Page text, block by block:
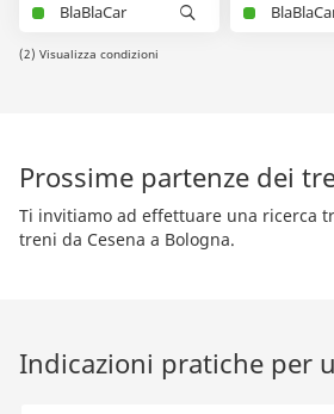
BlaBlaCar
(2) Visualizza condizioni
Prossime partenze dei
Ti invitiamo ad effettuare una ricerca
treni da Cesena a Bologna.
Indicazioni pratiche per